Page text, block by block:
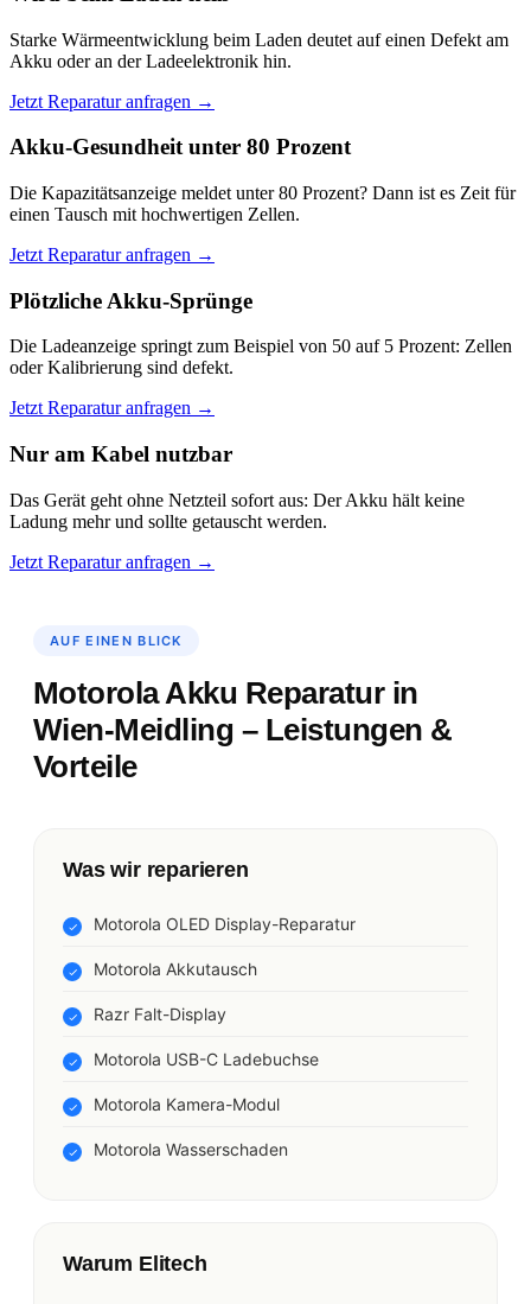
Starke Wärmeentwicklung beim Laden deutet auf einen Defekt am
Akku oder an der Ladeelektronik hin.
Jetzt Reparatur anfragen →
Akku-Gesundheit unter 80 Prozent
Die Kapazitätsanzeige meldet unter 80 Prozent? Dann ist es Zeit für
einen Tausch mit hochwertigen Zellen.
Jetzt Reparatur anfragen →
Plötzliche Akku-Sprünge
Die Ladeanzeige springt zum Beispiel von 50 auf 5 Prozent: Zellen
oder Kalibrierung sind defekt.
Jetzt Reparatur anfragen →
Nur am Kabel nutzbar
Das Gerät geht ohne Netzteil sofort aus: Der Akku hält keine
Ladung mehr und sollte getauscht werden.
Jetzt Reparatur anfragen →
AUF EINEN BLICK
Motorola Akku Reparatur in
Wien-Meidling – Leistungen &
Vorteile
Was wir reparieren
Motorola OLED Display-Reparatur
Motorola Akkutausch
Razr Falt-Display
Motorola USB-C Ladebuchse
Motorola Kamera-Modul
Motorola Wasserschaden
Warum Elitech